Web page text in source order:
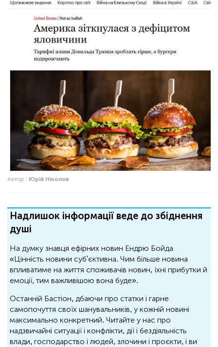
Автор : Юрій Ніколов
Надлишок інформації веде до збіднення
душі
На думку знавця ефірних новин Ендрю Бойда
«Цінність новини суб'єктивна. Чим більше новина
впливатиме на життя споживачів новин, їхні прибутки й
емоції, тим важливішою вона буде».
Останній Бастіон, дбаючи про статки і гарне
самопочуття своїх шанувальників, у кожній новині
максимально конкретний. Читайте у нас про
надзвичайні ситуації і конфлікти, дії і бездіяльність
влади, господарство і людей, злочини і проєкти, і ви